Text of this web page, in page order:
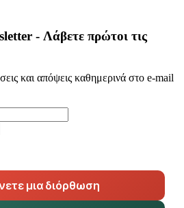
- Λάβετε πρώτοι τις
και απόψεις καθημερινά στο e-mail
μια διόρθωση